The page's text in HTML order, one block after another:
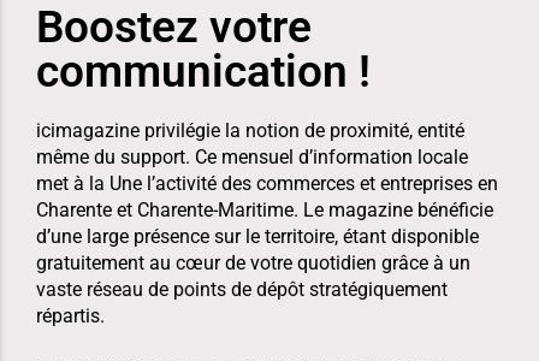
Boostez votre
communication !
icimagazine privilégie la notion de proximité, entité
même du support. Ce mensuel d’information locale
met à la Une l’activité des commerces et entreprises en
Charente et Charente-Maritime. Le magazine bénéficie
d’une large présence sur le territoire, étant disponible
gratuitement au cœur de votre quotidien grâce à un
vaste réseau de points de dépôt stratégiquement
répartis.